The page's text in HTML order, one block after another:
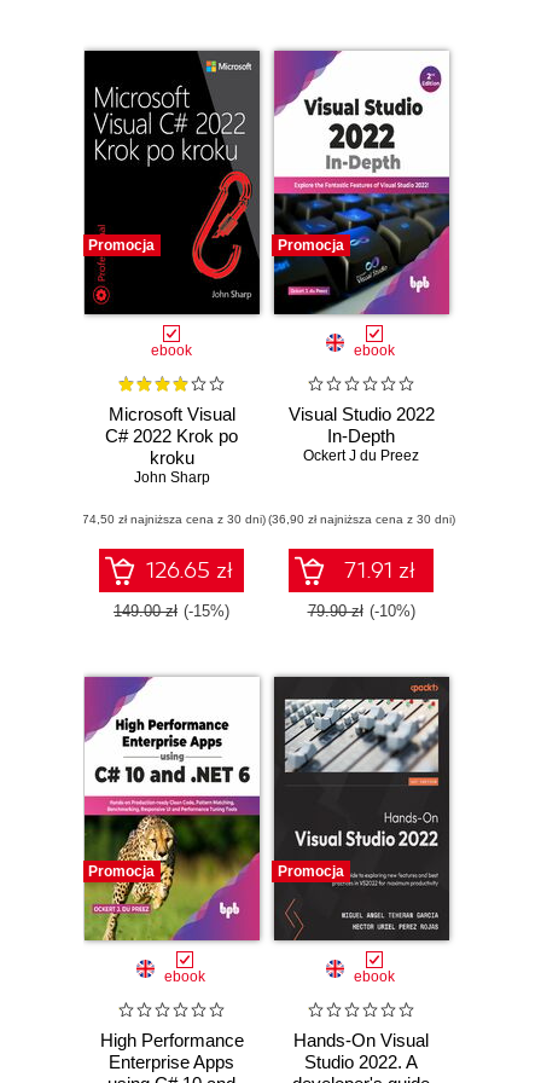
Promocja
ebook
Microsoft Visual
C# 2022 Krok po
kroku
John Sharp
(74,50 zł najniższa cena z 30 dni)
126.65 zł
149.00 zł (-15%)
Promocja
ebook
Visual Studio 2022
In-Depth
Ockert J du Preez
(36,90 zł najniższa cena z 30 dni)
71.91 zł
79.90 zł (-10%)
Promocja
ebook
High Performance
Enterprise Apps
Promocja
ebook
Hands-On Visual
Studio 2022. A